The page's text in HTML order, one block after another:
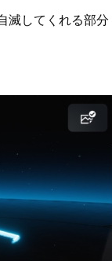
滅してくれる部分